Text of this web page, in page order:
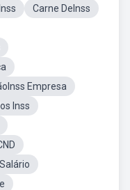
Carne DeInss
Empresa
Inss